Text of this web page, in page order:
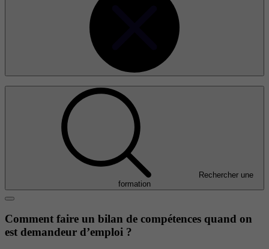
Rechercher une
formation
Comment faire un bilan de compétences quand on
est demandeur d’emploi ?